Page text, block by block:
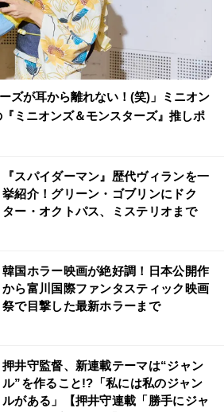
ズが耳から離れない！(笑)」ミニオン
ミニオンズ＆モンスターズ』推しポ
『スパイダーマン』歴代ヴィランを一
挙紹介！グリーン・ゴブリンにドク
ター・オクトパス、ミステリオまで
韓国ホラー映画が絶好調！日本公開作
から富川国際ファンタスティック映画
祭で目撃した最新ホラーまで
押井守監督、新連載テーマは“ジャン
ル”を作ること!?「私には私のジャン
ルがある」【押井守連載「勝手にジャ